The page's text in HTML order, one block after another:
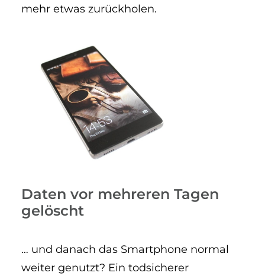
mehr etwas zurückholen.
Daten vor mehreren Tagen
gelöscht
… und danach das Smartphone normal
weiter genutzt? Ein todsicherer